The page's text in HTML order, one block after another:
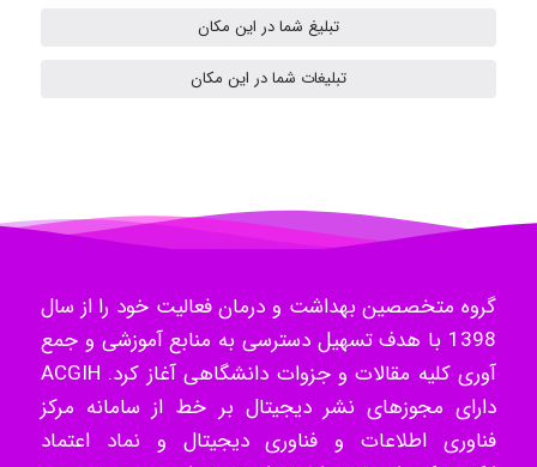
- mikaela
Hossein Znd
k.aryan
تبلیغ شما در این مکان
تبلیغات شما در این مکان
گروه متخصصین بهداشت و درمان فعالیت خود را از سال
1398 با هدف تسهیل دسترسی به منابع آموزشی و جمع
آوری کلیه مقالات و جزوات دانشگاهی آغاز کرد. ACGIH
دارای مجوزهای نشر دیجیتال بر خط از سامانه مرکز
فناوری اطلاعات و فناوری دیجیتال و نماد اعتماد